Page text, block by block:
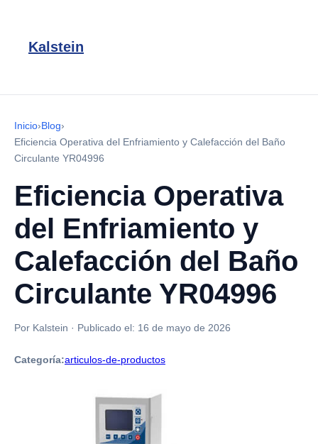
Kalstein
Inicio›Blog›
Eficiencia Operativa del Enfriamiento y Calefacción del Baño
Circulante YR04996
Eficiencia Operativa
del Enfriamiento y
Calefacción del Baño
Circulante YR04996
Por Kalstein · Publicado el: 16 de mayo de 2026
Categoría:articulos-de-productos